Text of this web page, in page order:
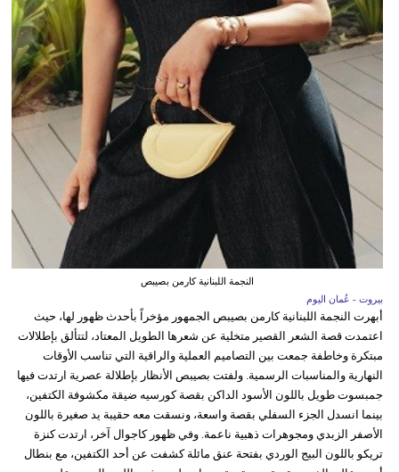
النجمة اللبنانية كارمن بصيبص
بيروت - عُمان اليوم
أبهرت النجمة اللبنانية كارمن بصيبص الجمهور مؤخراً بأحدث ظهور لها، حيث
اعتمدت قصة الشعر القصير متخلية عن شعرها الطويل المعتاد، لتتألق بإطلالات
مبتكرة وخاطفة جمعت بين التصاميم العملية والراقية التي تناسب الأوقات
النهارية والمناسبات الرسمية. ولفتت بصيبص الأنظار بإطلالة عصرية ارتدت فيها
جمبسوت طويل باللون الأسود الداكن بقصة كورسيه ضيقة مكشوفة الكتفين،
بينما انسدل الجزء السفلي بقصة واسعة، ونسقت معه حقيبة يد صغيرة باللون
الأصفر الزبدي ومجوهرات ذهبية ناعمة. وفي ظهور كاجوال آخر، ارتدت كنزة
تريكو باللون البيج الوردي بفتحة عنق مائلة كشفت عن أحد الكتفين، مع بنطال